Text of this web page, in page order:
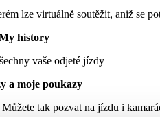
lze virtuálně soutěžit, aniž se
history
vaše odjeté jízdy
a moje poukazy
tak pozvat na jízdu i